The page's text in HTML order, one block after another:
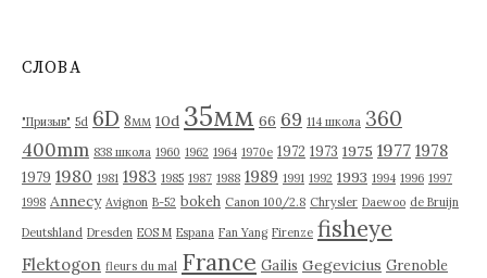
в
СЛОВА
"Призыв" 5d 6D 8мм 10d 35мм 66 69 114 школа 360
400mm 838 школа 1960 1962 1964 1970е 1972 1973 1975 1977 1978
1979 1980 1981 1983 1985 1987 1988 1989 1991 1992 1993 1994 1996 1997
1998 Annecy Avignon B-52 bokeh Canon 100/2.8 Chrysler Daewoo de Bruijn
Deutshland Dresden EOS M Espana Fan Yang Firenze fisheye
Flektogon fleurs du mal France Gailis Gegevicius Grenoble